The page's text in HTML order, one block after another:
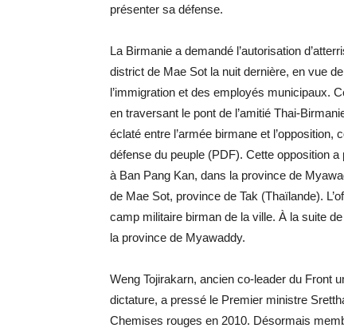
présenter sa défense.
La Birmanie a demandé l’autorisation
district de Mae Sot la nuit dernière, en vue
l’immigration et des employés municipaux.
en traversant le pont de l’amitié Thai-
éclaté entre l’armée birmane et
défense du peuple (PDF). Cette opposition
à Ban Pang Kan, dans la province de
de Mae Sot, province de Tak (Thaïlande).
camp militaire birman de la ville. À la suite
la province de Myawaddy.
Weng Tojirakarn, ancien co-leader du Front
dictature, a pressé le Premier ministre
Chemises rouges en 2010. Désormais